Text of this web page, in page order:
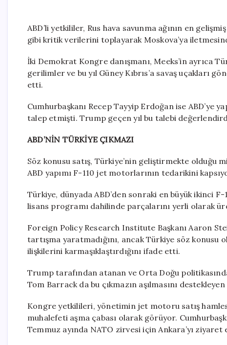
ABD’li yetkililer, Rus hava savunma ağının en
gibi kritik verilerini toplayarak Moskova’ya
İki Demokrat Kongre danışmanı, Meeks’in ayrıca
gerilimler ve bu yıl Güney Kıbrıs’a savaş uçakları
etti.
Cumhurbaşkanı Recep Tayyip Erdoğan ise ABD’ye
talep etmişti. Trump geçen yıl bu talebi
ABD’NİN TÜRKİYE ÇIKMAZI
Söz konusu satış, Türkiye’nin geliştirmekte olduğu
ABD yapımı F-110 jet motorlarının tedarikini
Türkiye, dünyada ABD’den sonraki en büyük ikinci
lisans programı dahilinde parçalarını yerli olarak
Foreign Policy Research Institute Başkanı Aaron
tartışma yaratmadığını, ancak Türkiye söz konusu
ilişkilerini karmaşıklaştırdığını ifade etti.
Trump tarafından atanan ve Orta Doğu
Tom Barrack da bu çıkmazın aşılmasını
Kongre yetkilileri, yönetimin jet motoru satış
muhalefeti aşma çabası olarak görüyor.
Temmuz ayında NATO zirvesi için Ankara’yı ziyaret